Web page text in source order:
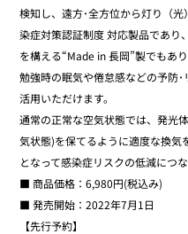
検知し、遠方･全方位から灯り（
染症対策認証制度 対応製品であり
を構える“Made in 長岡”製でもあ
勉強時の眠気や倦怠感などの予防
活用いただけます。
通常の正常な空気状態では、発光
気状態)を保てるように適度な換気
となって感染症リスクの低減につな
■ 商品価格：6,980円(税込み)
■ 発売開始：2022年7月1日
【先行予約】